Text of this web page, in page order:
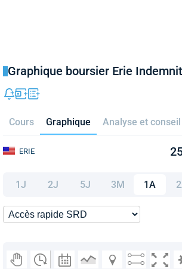
Graphique boursier Erie
Cours Graphique Analyse et conseil
ERIE
1J 2J 5J 3M 1A